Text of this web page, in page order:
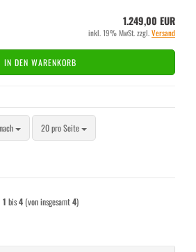
1.249,00 EUR
inkl. 19% MwSt. zzgl.Versand
IN DEN WARENKORB
20 pro Seite
pro Seite
1 bis4(von insgesamt4)